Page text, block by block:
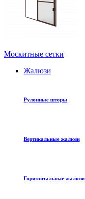
Москитные сетки
Жалюзи
Рулонные шторы
Вертикальные жалюзи
Горизонтальные жалюзи